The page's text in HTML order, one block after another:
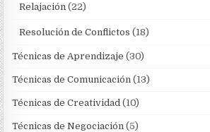
Relajación (22)
Resolución de Conflictos (18)
Técnicas de Aprendizaje (30)
Técnicas de Comunicación (13)
Técnicas de Creatividad (10)
Técnicas de Negociación (5)